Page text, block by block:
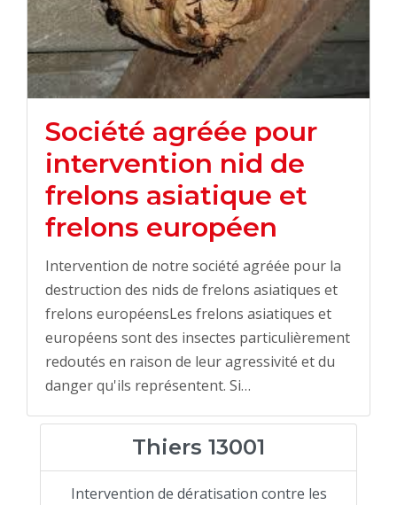
Société agréée pour
intervention nid de
frelons asiatique et
frelons européen
Intervention de notre société agréée pour la
destruction des nids de frelons asiatiques et
frelons européensLes frelons asiatiques et
européens sont des insectes particulièrement
redoutés en raison de leur agressivité et du
danger qu'ils représentent. Si…
Thiers 13001
Intervention de dératisation contre les